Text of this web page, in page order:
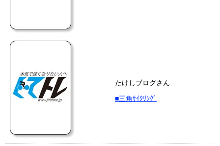
たけしブログさん
■三角ｻｲｸﾘﾝｸﾞ